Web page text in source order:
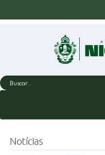
Buscar...
Notícias